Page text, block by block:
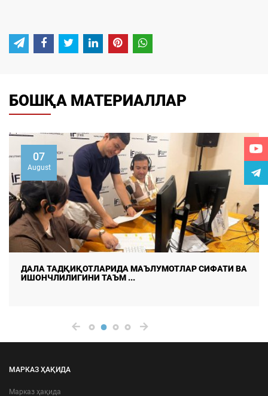
БОШҚА МАТЕРИАЛЛАР
07
August
ДАЛА ТАДҚИҚОТЛАРИДА МАЪЛУМОТЛАР СИФАТИ ВА
ИШОНЧЛИЛИГИНИ ТАЪМ ...
МАРКАЗ ҲАҚИДА
Марказ ҳақида